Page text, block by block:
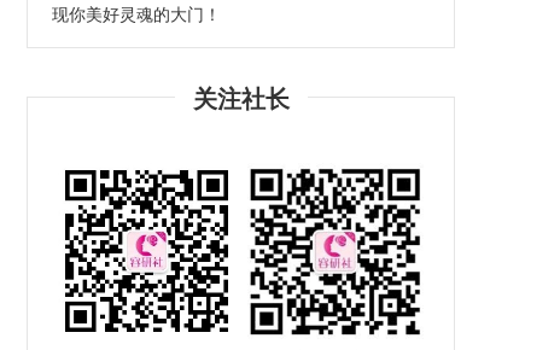
现你美好灵魂的大门！
关注社长